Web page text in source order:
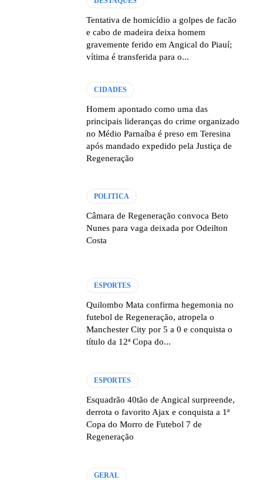
Tentativa de homicídio a golpes de facão
e cabo de madeira deixa homem
gravemente ferido em Angical do Piauí;
vítima é transferida para o...
CIDADES
Homem apontado como uma das
principais lideranças do crime organizado
no Médio Parnaíba é preso em Teresina
após mandado expedido pela Justiça de
Regeneração
POLITICA
Câmara de Regeneração convoca Beto
Nunes para vaga deixada por Odeilton
Costa
ESPORTES
Quilombo Mata confirma hegemonia no
futebol de Regeneração, atropela o
Manchester City por 5 a 0 e conquista o
título da 12ª Copa do...
ESPORTES
Esquadrão 40tão de Angical surpreende,
derrota o favorito Ajax e conquista a 1ª
Copa do Morro de Futebol 7 de
Regeneração
GERAL